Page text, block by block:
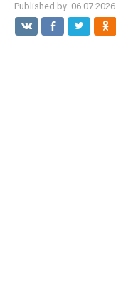
Published by: 06.07.2026